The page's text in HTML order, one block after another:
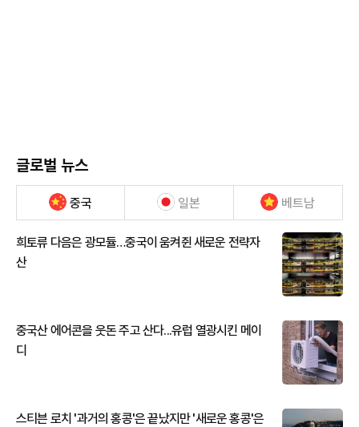
글로벌 뉴스
중국 일본 베트남
희토류 다음은 광모듈…중국이 움켜쥔 새로운 전략자
산
중국산 에어콘을 웃돈 주고 산다...유럽 열광시킨 메이
디
스티븐 로치 '과거의 홍콩'은 끝났지만 '새로운 홍콩'은